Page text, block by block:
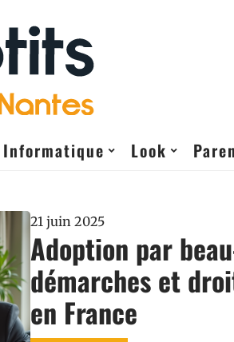
Informatique Look
21 juin 2025
Adoption par
démarches et
en France